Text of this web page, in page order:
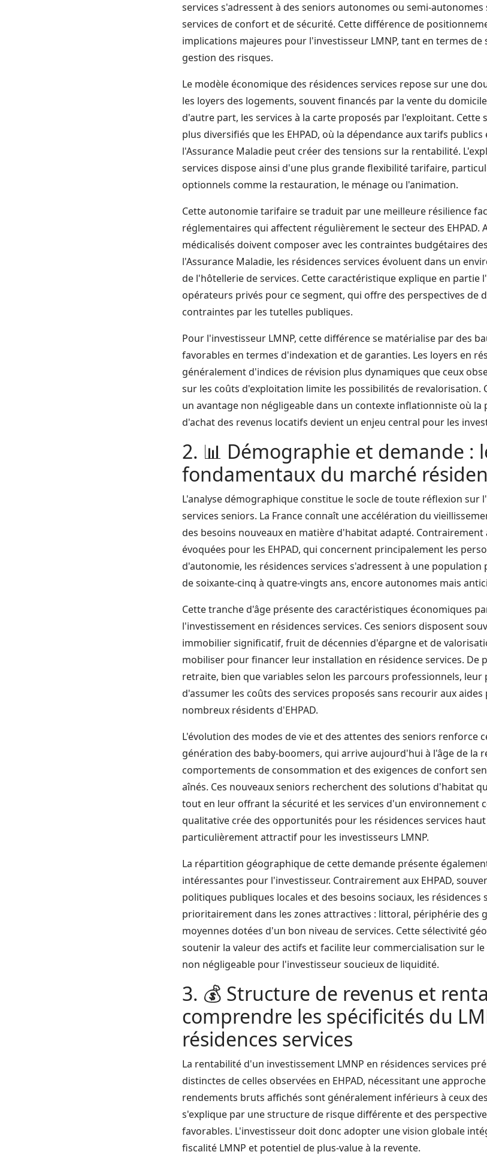
services s'adressent à des seniors autonomes ou semi-
services de confort et de sécurité. Cette différence de
implications majeures pour l'investisseur LMNP, tant en termes
gestion des risques.
Le modèle économique des résidences services repose sur une
les loyers des logements, souvent financés par la vente du
d'autre part, les services à la carte proposés par l'exploitant. Cette
plus diversifiés que les EHPAD, où la dépendance aux tarifs
l'Assurance Maladie peut créer des tensions sur la rentabilité.
services dispose ainsi d'une plus grande flexibilité tarifaire,
optionnels comme la restauration, le ménage ou l'animation.
Cette autonomie tarifaire se traduit par une meilleure résilience
réglementaires qui affectent régulièrement le secteur des EHPAD.
médicalisés doivent composer avec les contraintes budgétaires
l'Assurance Maladie, les résidences services évoluent dans un
de l'hôtellerie de services. Cette caractéristique explique en partie
opérateurs privés pour ce segment, qui offre des perspectives de
contraintes par les tutelles publiques.
Pour l'investisseur LMNP, cette différence se matérialise par des
favorables en termes d'indexation et de garanties. Les loyers en
généralement d'indices de révision plus dynamiques que ceux
sur les coûts d'exploitation limite les possibilités de revalorisation.
un avantage non négligeable dans un contexte inflationniste où
d'achat des revenus locatifs devient un enjeu central pour les
2. 📊 Démographie et demande :
fondamentaux du marché
L'analyse démographique constitue le socle de toute réflexion sur
services seniors. La France connaît une accélération du
des besoins nouveaux en matière d'habitat adapté.
évoquées pour les EHPAD, qui concernent principalement les
d'autonomie, les résidences services s'adressent à une population
de soixante-cinq à quatre-vingts ans, encore autonomes mais
Cette tranche d'âge présente des caractéristiques économiques
l'investissement en résidences services. Ces seniors disposent
immobilier significatif, fruit de décennies d'épargne et de
mobiliser pour financer leur installation en résidence services. De
retraite, bien que variables selon les parcours professionnels,
d'assumer les coûts des services proposés sans recourir aux
nombreux résidents d'EHPAD.
L'évolution des modes de vie et des attentes des seniors renforce
génération des baby-boomers, qui arrive aujourd'hui à l'âge de la
comportements de consommation et des exigences de confort
aînés. Ces nouveaux seniors recherchent des solutions d'habitat
tout en leur offrant la sécurité et les services d'un environnement
qualitative crée des opportunités pour les résidences services
particulièrement attractif pour les investisseurs LMNP.
La répartition géographique de cette demande présente
intéressantes pour l'investisseur. Contrairement aux EHPAD,
politiques publiques locales et des besoins sociaux, les résidences
prioritairement dans les zones attractives : littoral, périphérie des
moyennes dotées d'un bon niveau de services. Cette sélectivité
soutenir la valeur des actifs et facilite leur commercialisation sur
non négligeable pour l'investisseur soucieux de liquidité.
3. 💰 Structure de revenus et
comprendre les spécificités du
résidences services
La rentabilité d'un investissement LMNP en résidences services
distinctes de celles observées en EHPAD, nécessitant une
rendements bruts affichés sont généralement inférieurs à ceux
s'explique par une structure de risque différente et des
favorables. L'investisseur doit donc adopter une vision globale
fiscalité LMNP et potentiel de plus-value à la revente.